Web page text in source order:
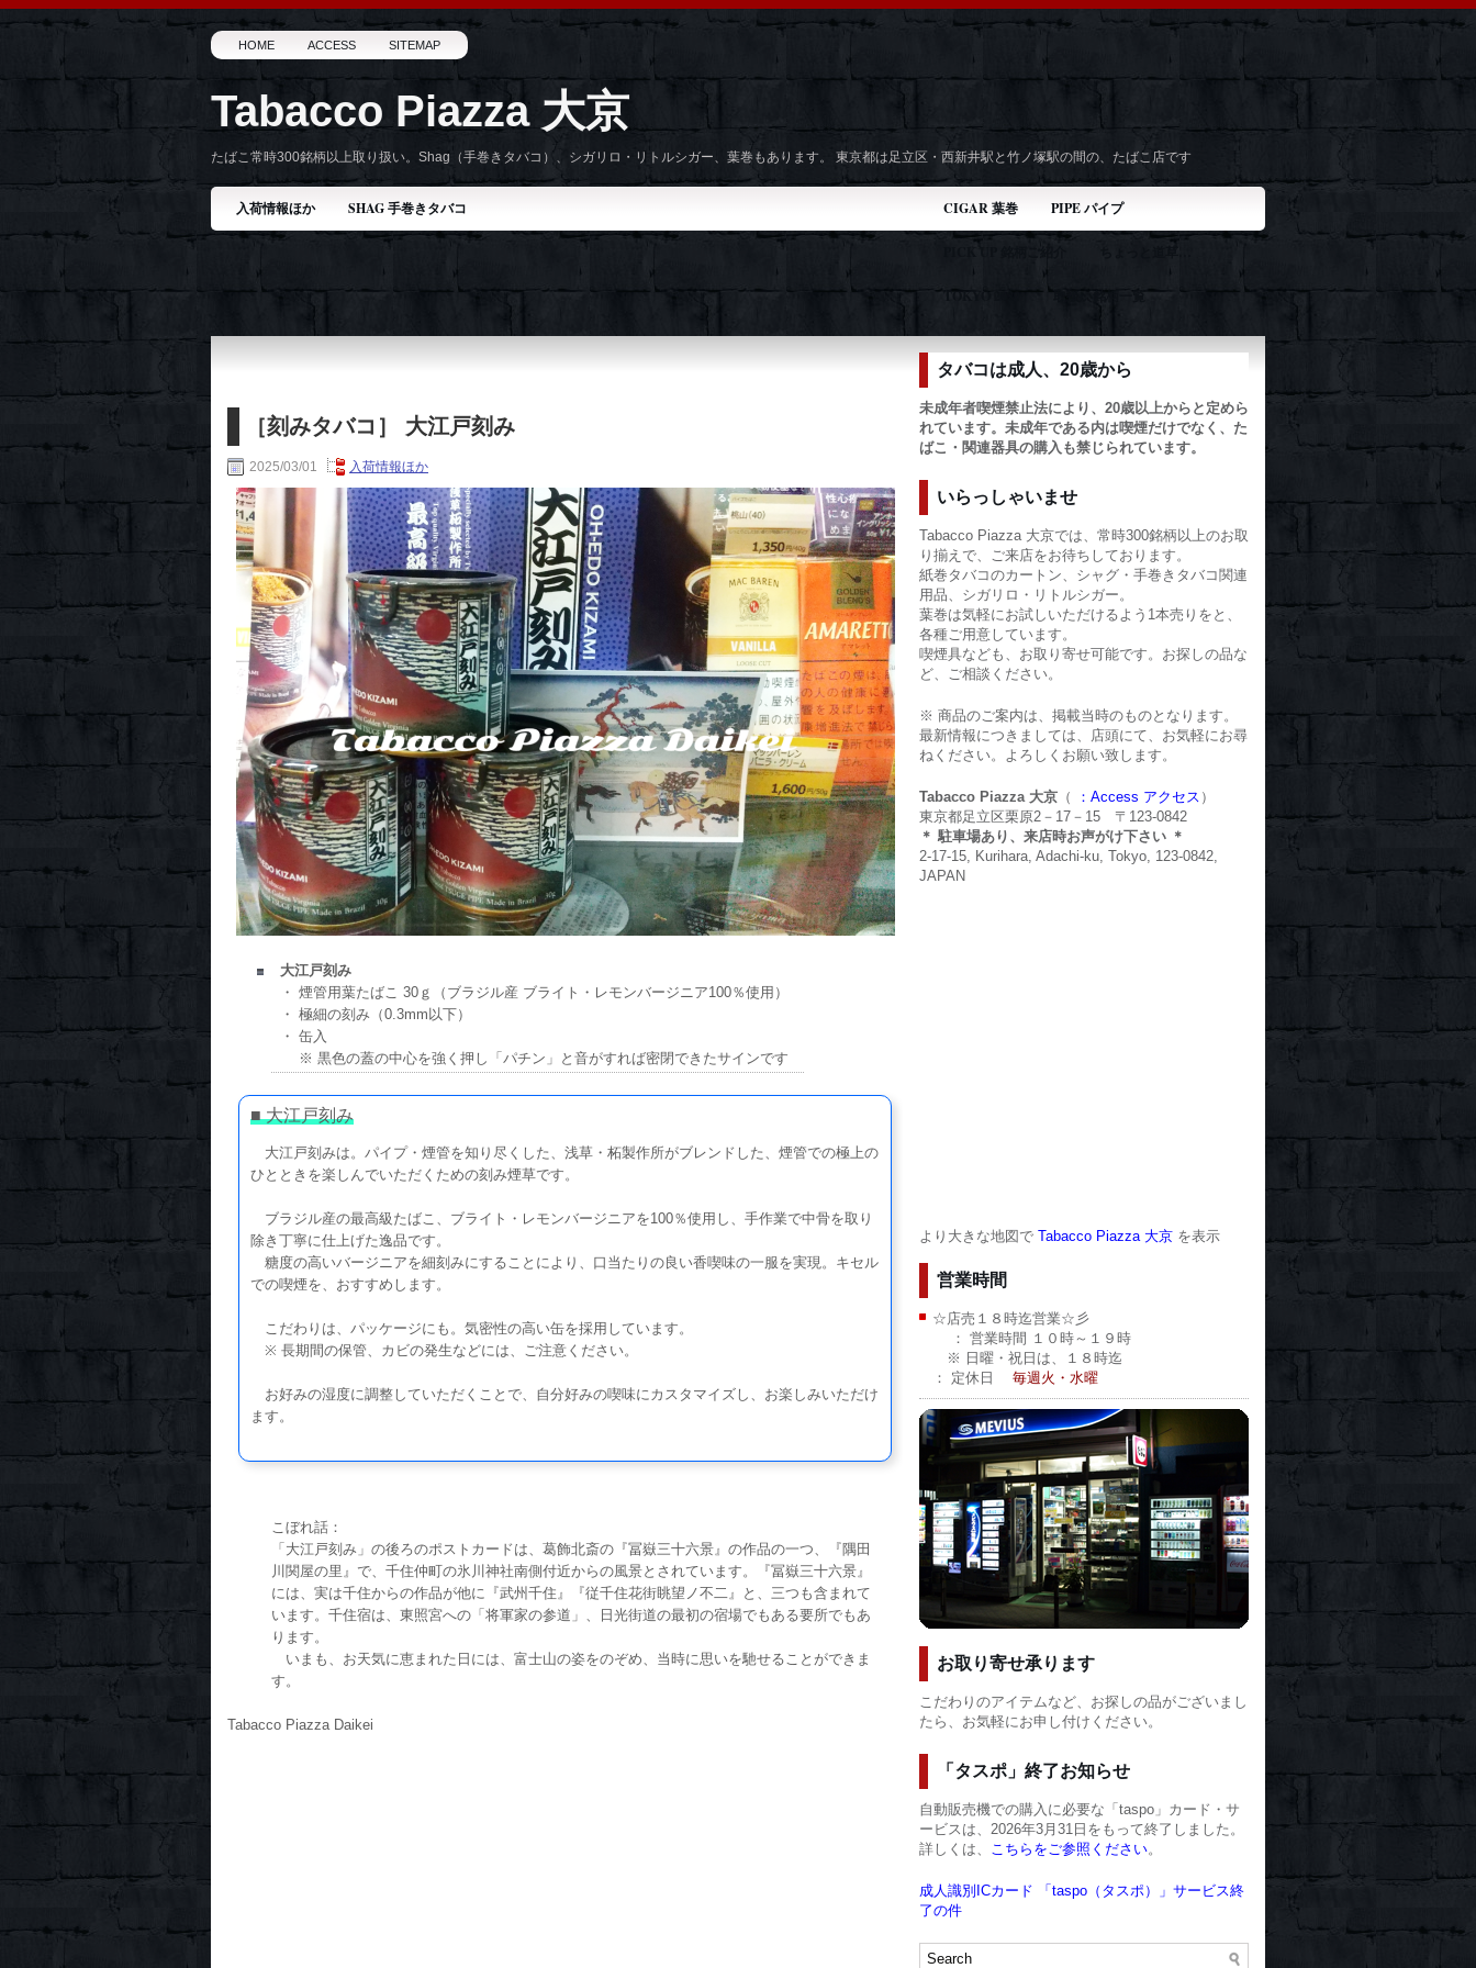
HOME ACCESS SITEMAP
Tabacco Piazza 大京
たばこ常時300銘柄以上取り扱い。Shag（手巻きタバコ）、シガリロ・リトルシガー、葉巻もあります。 東京都は足立区・西新井駅と竹ノ塚駅の間の、たばこ店です
入荷情報ほか SHAG 手巻きタバコ CIGAR 葉巻 PIPE パイプ
TOKYO 2020 取扱い銘柄一覧
［刻みタバコ］ 大江戸刻み
2025/03/01 入荷情報ほか
大江戸刻み
・ 煙管用葉たばこ 30ｇ（ブラジル産 ブライト・レモンバージニア100％使用）
・ 極細の刻み（0.3mm以下）
・ 缶入
※ 黒色の蓋の中心を強く押し「パチン」と音がすれば密閉できたサインです
■ 大江戸刻み
大江戸刻みは。パイプ・煙管を知り尽くした、浅草・柘製作所がブレンドした、煙管での極上の
ひとときを楽しんでいただくための刻み煙草です。
ブラジル産の最高級たばこ、ブライト・レモンバージニアを100％使用し、手作業で中骨を取り
除き丁寧に仕上げた逸品です。
糖度の高いバージニアを細刻みにすることにより、口当たりの良い香喫味の一服を実現。キセル
での喫煙を、おすすめします。
こだわりは、パッケージにも。気密性の高い缶を採用しています。
※ 長期間の保管、カビの発生などには、ご注意ください。
お好みの湿度に調整していただくことで、自分好みの喫味にカスタマイズし、お楽しみいただけ
ます。
こぼれ話：
「大江戸刻み」の後ろのポストカードは、葛飾北斎の『冨嶽三十六景』の作品の一つ、『隅田
川関屋の里』で、千住仲町の氷川神社南側付近からの風景とされています。『冨嶽三十六景』
には、実は千住からの作品が他に『武州千住』『従千住花街眺望ノ不二』と、三つも含まれて
います。千住宿は、東照宮への「将軍家の参道」、日光街道の最初の宿場でもある要所でもあ
ります。
いまも、お天気に恵まれた日には、富士山の姿をのぞめ、当時に思いを馳せることができま
す。
Tabacco Piazza Daikei
タバコは成人、20歳から
未成年者喫煙禁止法により、20歳以上からと定めら
れています。未成年である内は喫煙だけでなく、た
ばこ・関連器具の購入も禁じられています。
いらっしゃいませ
Tabacco Piazza 大京では、常時300銘柄以上のお取
り揃えで、ご来店をお待ちしております。
紙巻タバコのカートン、シャグ・手巻きタバコ関連
用品、シガリロ・リトルシガー。
葉巻は気軽にお試しいただけるよう1本売りをと、
各種ご用意しています。
喫煙具なども、お取り寄せ可能です。お探しの品な
ど、ご相談ください。
※ 商品のご案内は、掲載当時のものとなります。
最新情報につきましては、店頭にて、お気軽にお尋
ねください。よろしくお願い致します。
Tabacco Piazza 大京 （ ：Access アクセス ）
東京都足立区栗原2－17－15 〒123-0842
＊ 駐車場あり、来店時お声がけ下さい ＊
2-17-15, Kurihara, Adachi-ku, Tokyo, 123-0842,
JAPAN
より大きな地図で Tabacco Piazza 大京 を表示
営業時間
☆店売１８時迄営業☆彡
： 営業時間 １０時～１９時
※ 日曜・祝日は、１８時迄
： 定休日 毎週火・水曜
お取り寄せ承ります
こだわりのアイテムなど、お探しの品がございまし
たら、お気軽にお申し付けください。
「タスポ」終了お知らせ
自動販売機での購入に必要な「taspo」カード・サ
ービスは、2026年3月31日をもって終了しました。
詳しくは、 こちらをご参照ください。
成人識別ICカード 「taspo（タスポ）」サービス終
了の件